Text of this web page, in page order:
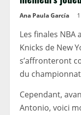
Ana Paula García
Les finales
Knicks de New
s’affronteront
du championnat
Cependant,
Antonio, voici